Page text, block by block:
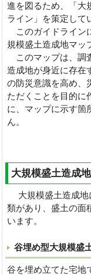
進を図るため、「大
ライン」を策定して
このガイドライン
規模盛土造成地マッ
このマップは、調
造成地が身近に存在
の防災意識を高め、
ただくことを目的に
に、マップに示す箇
ん。
大規模盛土造成
大規模盛土造成地
類があり、盛土の面
います。
谷埋め型大規模盛
谷を埋め立てた宅地